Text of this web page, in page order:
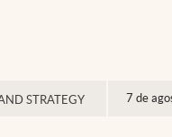
STRATEGY 7 de